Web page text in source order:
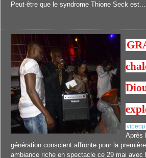
Peut-être que le syndrome Thione Seck est...
Après
génération conscient affronte pour la
ambiance riche en spectacle ce 29 mai